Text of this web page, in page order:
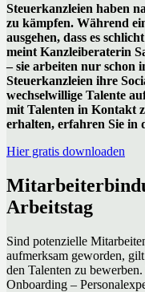
Steuerkanzleien haben
zu kämpfen. Während
ausgehen, dass es
meint Kanzleiberaterin
– sie arbeiten nur schon
Steuerkanzleien ihre
wechselwillige Talente
mit Talenten in Kontakt
erhalten, erfahren Sie in
Hier gratis downloaden
Arbeitstag
Sind potenzielle
aufmerksam geworden,
den Talenten zu
Onboarding –